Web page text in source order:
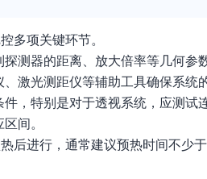
多项关键环节。
测器的距离、放大倍率等几何参
激光测距仪等辅助工具确保系统
，特别是对于透视系统，应测试
间。
后进行，通常建议预热时间不少